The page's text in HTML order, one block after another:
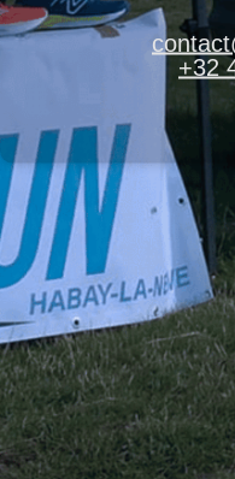
+32